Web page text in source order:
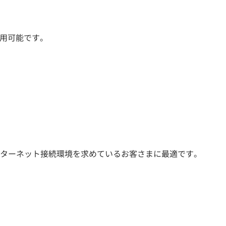
可能です。
ネット接続環境を求めているお客さまに最適です。